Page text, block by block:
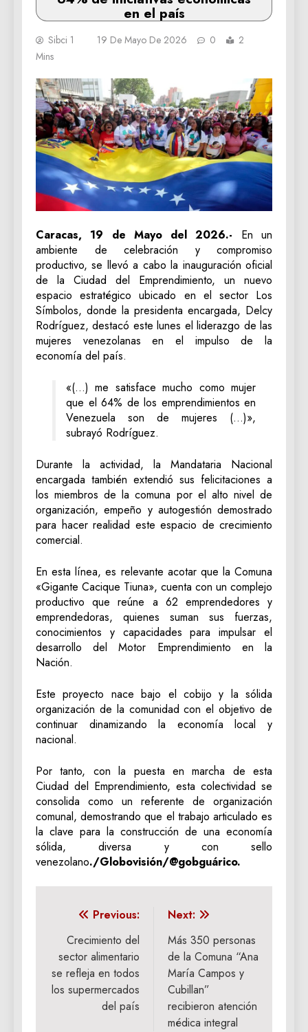
en el país
Sibci 1 19 De Mayo De 2026 0
2
Mins
Caracas, 19 de Mayo del 2026.- En un
ambiente de celebración y compromiso
productivo, se llevó a cabo la inauguración oficial
de la Ciudad del Emprendimiento, un nuevo
espacio estratégico ubicado en el sector Los
Símbolos, donde la presidenta encargada, Delcy
Rodríguez, destacó este lunes el liderazgo de las
mujeres venezolanas en el impulso de la
economía del país.
«(…) me satisface mucho como mujer
que el 64% de los emprendimientos en
Venezuela son de mujeres (…)»,
subrayó Rodríguez.
Durante la actividad, la Mandataria Nacional
encargada también extendió sus felicitaciones a
los miembros de la comuna por el alto nivel de
organización, empeño y autogestión demostrado
para hacer realidad este espacio de crecimiento
comercial.
En esta línea, es relevante acotar que la Comuna
«Gigante Cacique Tiuna», cuenta con un complejo
productivo que reúne a 62 emprendedores y
emprendedoras, quienes suman sus fuerzas,
conocimientos y capacidades para impulsar el
desarrollo del Motor Emprendimiento en la
Nación.
Este proyecto nace bajo el cobijo y la sólida
organización de la comunidad con el objetivo de
continuar dinamizando la economía local y
nacional.
Por tanto, con la puesta en marcha de esta
Ciudad del Emprendimiento, esta colectividad se
consolida como un referente de organización
comunal, demostrando que el trabajo articulado es
la clave para la construcción de una economía
sólida, diversa y con sello
venezolano./Globovisión/@gobguárico.
Navegación
de
entradas
Previous:
Crecimiento del
sector alimentario
se refleja en todos
los supermercados
del país
Next:
Más 350 personas
de la Comuna “Ana
María Campos y
Cubillan”
recibieron atención
médica integral